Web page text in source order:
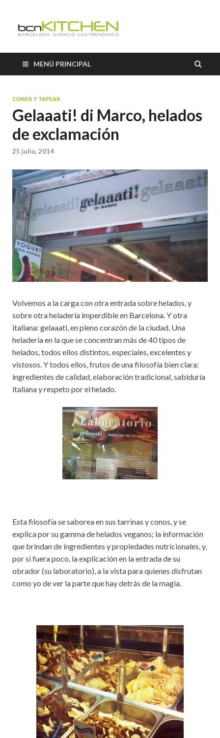
MENÚ PRINCIPAL
COMER Y TAPEAR
Gelaaati! di Marco, helados
de exclamación
25 julio, 2014
Volvemos a la carga con otra entrada sobre helados, y
sobre otra heladería imperdible en Barcelona. Y otra
italiana: gelaaati, en pleno corazón de la ciudad. Una
heladería en la que se concentran más de 40 tipos de
helados, todos ellos distintos, especiales, excelentes y
vistosos. Y todos ellos, frutos de una filosofía bien clara:
ingredientes de calidad, elaboración tradicional, sabiduría
italiana y respeto por el helado.
Esta filosofía se saborea en sus tarrinas y conos, y se
explica por su gamma de helados veganos; la información
que brindan de ingredientes y propiedades nutricionales, y,
por si fuera poco, la explicación en la entrada de su
obrador (su laboratorio), a la vista para quienes disfrutan
como yo de ver la parte que hay detrás de la magia.